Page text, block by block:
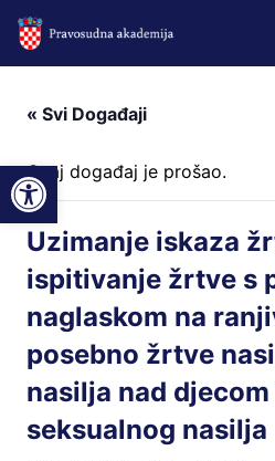
« Svi Događaji
Ovaj događaj je prošao.
Uzimanje iskaza
ispitivanje žrtve s
naglaskom na
posebno žrtve
nasilja nad
seksualnog nasilja
Open toolbar